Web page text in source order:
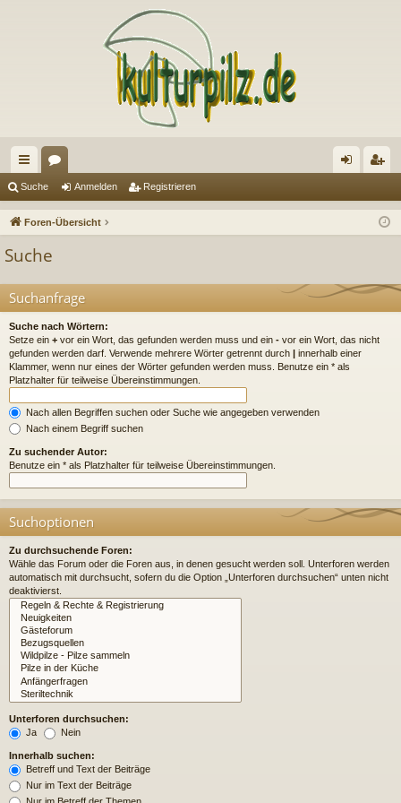
ch
ne
riff
en m
n
ist
n
Suche Anmelden Registrieren
Foren-Übersicht
Suche
Suchanfrage
Suche nach Wörtern:
Setze ein + vor ein Wort, das gefunden werden muss und ein - vor ein Wort, das nicht
gefunden werden darf. Verwende mehrere Wörter getrennt durch | innerhalb einer
Klammer, wenn nur eines der Wörter gefunden werden muss. Benutze ein * als
Platzhalter für teilweise Übereinstimmungen.
Nach allen Begriffen suchen oder Suche wie angegeben verwenden
Nach einem Begriff suchen
Zu suchender Autor:
Benutze ein * als Platzhalter für teilweise Übereinstimmungen.
Suchoptionen
Zu durchsuchende Foren:
Wähle das Forum oder die Foren aus, in denen gesucht werden soll. Unterforen werden
automatisch mit durchsucht, sofern du die Option „Unterforen durchsuchen“ unten nicht
deaktivierst.
Unterforen durchsuchen:
Ja
Nein
Innerhalb suchen:
Betreff und Text der Beiträge
Nur im Text der Beiträge